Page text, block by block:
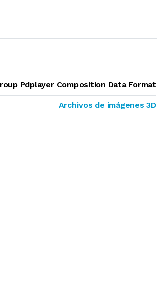
Pdplayer Composition Data Format
Archivos de imágenes 3D